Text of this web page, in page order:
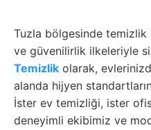
Tuzla bölgesinde
ve güvenilirlik ilkeleriyle
Temizlik olarak,
alanda hijyen
İster ev temizliği, ister
deneyimli ekibimiz ve